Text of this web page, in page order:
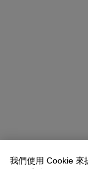
我們使用 Cookie 來